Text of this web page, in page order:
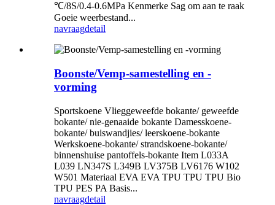
℃/8S/0.4-0.6MPa Kenmerke Sag om aan te raak
Goeie weerbestand...
navraagdetail
Boonste/Vemp-samestelling en -
vorming
Sportskoene Vlieggeweefde bokante/ geweefde
bokante/ nie-genaaide bokante Damesskoene-
bokante/ buiswandjies/ leerskoene-bokante
Werkskoene-bokante/ strandskoene-bokante/
binnenshuise pantoffels-bokante Item L033A
L039 LN347S L349B LV375B LV6176 W102
W501 Materiaal EVA EVA TPU TPU TPU Bio
TPU PES PA Basis...
navraagdetail